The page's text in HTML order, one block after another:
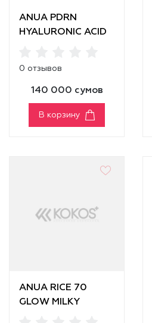
ANUA PDRN
HYALURONIC ACID
0 отзывов
140 000 сумов
В корзину
ANUA RICE 70
GLOW MILKY